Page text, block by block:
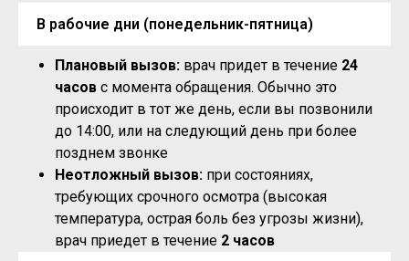
В рабочие дни (понедельник-пятница)
Плановый вызов: врач придет в течение 24
часов с момента обращения. Обычно это
происходит в тот же день, если вы позвонили
до 14:00, или на следующий день при более
позднем звонке
Неотложный вызов: при состояниях,
требующих срочного осмотра (высокая
температура, острая боль без угрозы жизни),
врач приедет в течение 2 часов